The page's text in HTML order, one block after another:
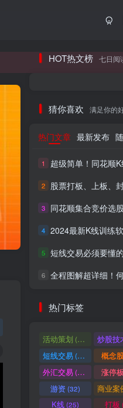
新各大精品创业项目！
新各大精品创业项目！
HOT热文榜 七日阅
猜你喜欢 满足你的
热门文章 最新发布
1 超级简单！同花顺K线界面
2 股票打板、上板、封板、翘板、炸
3 同花顺集合竞价选股公式，
4 2024最新K线训练软件排行榜！股
5 短线交易必须要懂的术语有哪些
6 全程图解超详细！何为
热门标签
活动策划 (49)
短线交易(40) 概念
外汇交易(37) 涨停板
游资 (32) 商业案
K线(25) 打板
登录
七日阅